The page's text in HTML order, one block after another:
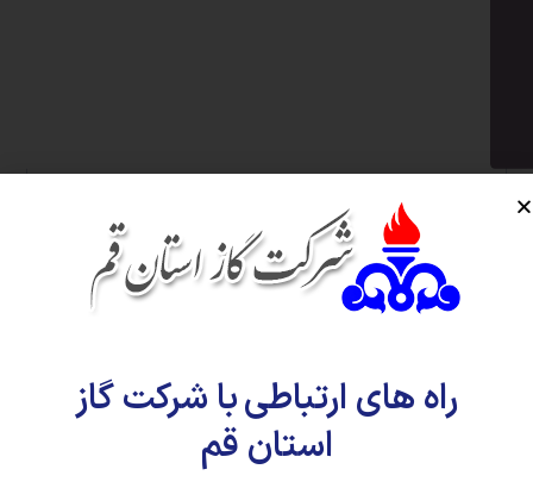
راه های ارتباطی با شرکت گاز
استان قم